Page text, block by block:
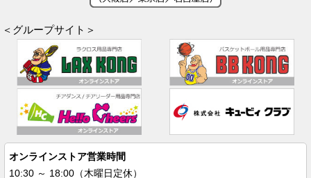
＜グループサイト＞
オンラインストア営業時間
10:30 ～ 18:00（木曜日定休）